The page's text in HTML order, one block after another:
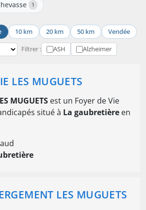
1
10 km 20 km 50 km Vendée
Filtrer : ASH Alzheimer
LES MUGUETS
MUGUETS est un Foyer de Vie
situé à La gaubretière en
LES MUGUETS